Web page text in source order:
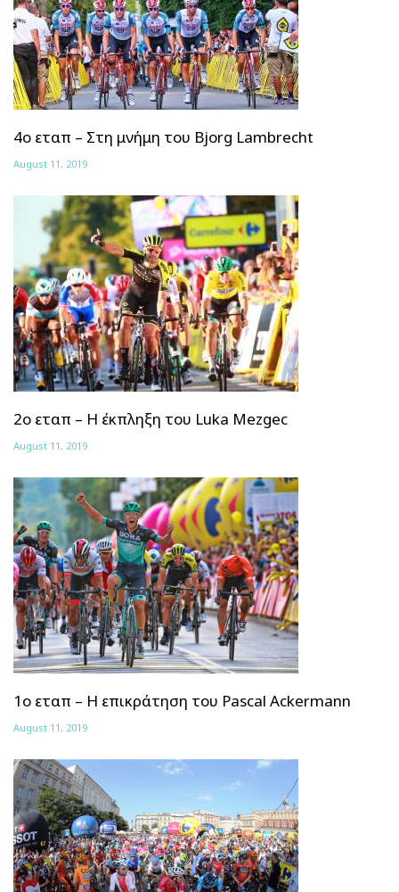
4ο εταπ – Στη μνήμη του Bjorg Lambrecht
August 11, 2019
2ο εταπ – Η έκπληξη του Luka Mezgec
August 11, 2019
1ο εταπ – Η επικράτηση του Pascal Ackermann
August 11, 2019